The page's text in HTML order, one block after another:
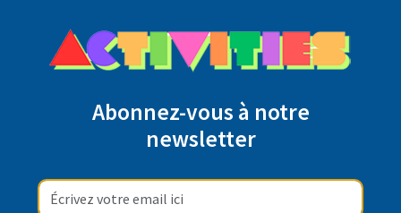
Abonnez-vous à notre
newsletter